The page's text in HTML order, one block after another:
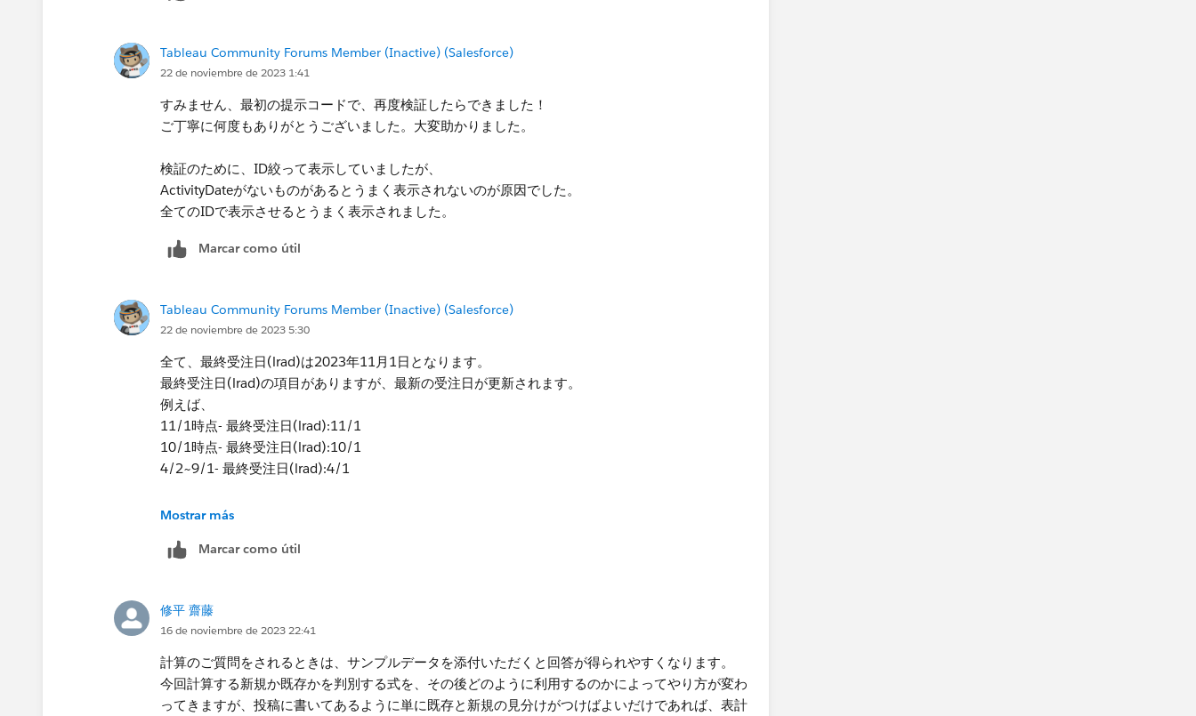
あなたが望むものかわかりませんがよければご確認ください。
*もし解決できましたら、ベストアンサーに選んでいただけると幸いです。
ご不明な点がありましたらご連絡ください。
Tableau Community Forums Member (Inactive) (Salesforce)
22 de noviembre de 2023 1:41
すみません、最初の提示コードで、再度検証したらできました！
ご丁寧に何度もありがとうございました。大変助かりました。
検証のために、ID絞って表示していましたが、
ActivityDateがないものがあるとうまく表示されないのが原因でした。
全てのIDで表示させるとうまく表示されました。
Marcar como útil
Tableau Community Forums Member (Inactive) (Salesforce)
22 de noviembre de 2023 5:30
全て、最終受注日(lrad)は2023年11月1日となります。
最終受注日(lrad)の項目がありますが、最新の受注日が更新されます。
例えば、
11/1時点- 最終受注日(lrad):11/1
10/1時点- 最終受注日(lrad):10/1
4/2~9/1- 最終受注日(lrad):4/1
他の方のご教授で解決しましたが、ご提示頂いた、表計算の仕組みは知識になりました。別の機会
Mostrar más
Marcar como útil
修平 齋藤
16 de noviembre de 2023 22:41
計算のご質問をされるときは、サンプルデータを添付いただくと回答が得られやすくなります。
今回計算する新規か既存かを判別する式を、その後どのように利用するのかによってやり方が変わ
ってきますが、投稿に書いてあるように単に既存と新規の見分けがつけばよいだけであれば、表計